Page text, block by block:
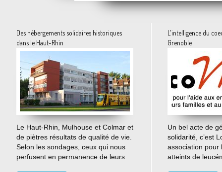
La philosophie prend la route
Des hébergements solidaires historiques
dans le Haut-Rhin
…
Le Haut-Rhin, Mulhouse et Colmar et
de piètres résultats de qualité de vie.
Selon les sondages, ceux qui nous
perfusent en permanence de leurs
L'intelligence du
Grenoble
Un bel acte de
solidarité, c’est
association pour
atteints de